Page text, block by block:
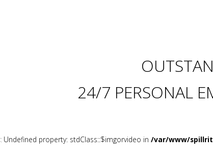
24/7 PERSONAL
: Undefined property: stdClass::$imgorvideo in /var/www/